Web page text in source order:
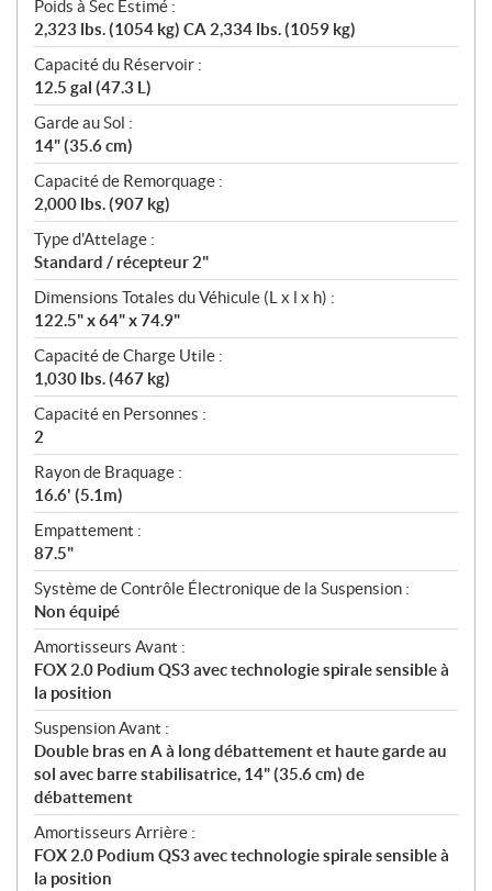
Poids à Sec Estimé :
2,323 lbs. (1054 kg) CA 2,334 lbs. (1059 kg)
Capacité du Réservoir :
12.5 gal (47.3 L)
Garde au Sol :
14" (35.6 cm)
Capacité de Remorquage :
2,000 lbs. (907 kg)
Type d'Attelage :
Standard / récepteur 2"
Dimensions Totales du Véhicule (L x l x h) :
122.5" x 64" x 74.9"
Capacité de Charge Utile :
1,030 lbs. (467 kg)
Capacité en Personnes :
2
Rayon de Braquage :
16.6' (5.1m)
Empattement :
87.5"
Système de Contrôle Électronique de la Suspension :
Non équipé
Amortisseurs Avant :
FOX 2.0 Podium QS3 avec technologie spirale sensible à
la position
Suspension Avant :
Double bras en A à long débattement et haute garde au
sol avec barre stabilisatrice, 14" (35.6 cm) de
débattement
Amortisseurs Arrière :
FOX 2.0 Podium QS3 avec technologie spirale sensible à
la position